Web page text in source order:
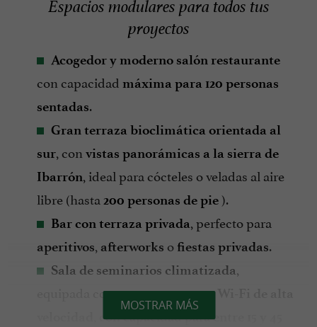
Espacios modulares para todos tus
proyectos
Acogedor y moderno salón restaurante
con capacidad máxima para 120 personas
sentadas.
Gran terraza bioclimática orientada al
sur , con vistas panorámicas a la sierra de
Ibarrón , ideal para cócteles o veladas al aire
libre (hasta 200 personas de pie).
Bar con terraza privada , perfecto para
aperitivos afterworks o fiestas privadas.
Sala de seminarios climatizada
equipada conretroproyectory
, con capacidad paraentre 15 y 45
MOSTRAR MÁS